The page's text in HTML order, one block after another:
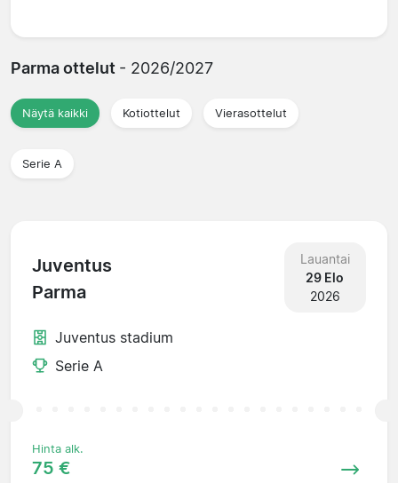
Parma ottelut - 2026/2027
Näytä kaikki Kotiottelut Vierasottelut
Serie A
Juventus
Parma
Lauantai
29 Elo
2026
Juventus stadium
Serie A
Hinta alk.
75 €